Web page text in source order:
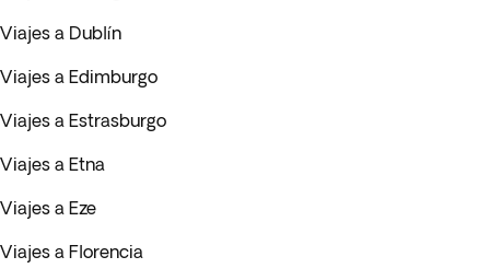
Viajes a Dublín
Viajes a Edimburgo
Viajes a Estrasburgo
Viajes a Etna
Viajes a Eze
Viajes a Florencia